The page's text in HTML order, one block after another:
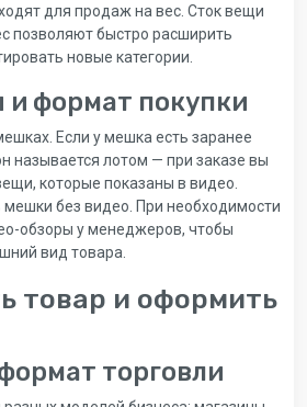
для продаж на вес. Сток вещи
позволяют быстро расширить
новые категории.
формат покупки
Если у мешка есть заранее
называется лотом — при заказе вы
которые показаны в видео.
мешки без видео. При необходимости
обзоры у менеджеров, чтобы
вид товара.
товар и оформить
торговли